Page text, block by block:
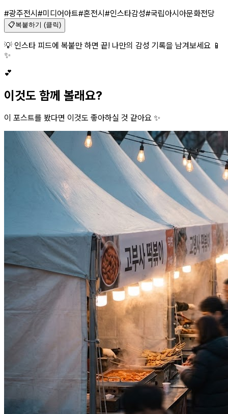
#광주전시 #미디어아트#혼전시 #인스타감성#국립아시아문화전당
📋복붙하기 (클릭)
💡 인스타 피드에 복붙만 하면 끝! 나만의 감성 기록을 남겨보세요 📱
✨
💕
이것도 함께 볼래요?
이 포스트를 봤다면 이것도 좋아하실 것 같아요 ✨